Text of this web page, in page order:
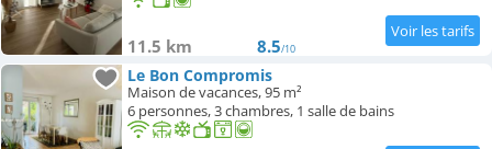
11.5 km 8.5/10
Le Bon Compromis
Maison de vacances, 95 m²
6 personnes, 3 chambres, 1 salle de bains